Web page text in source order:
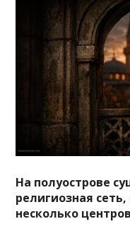
На полуострове
религиозная
несколько